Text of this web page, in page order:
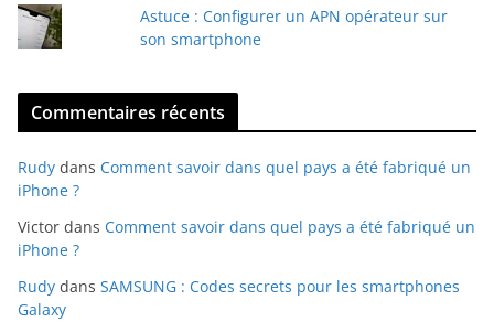
Astuce : Configurer un APN opérateur sur
son smartphone
Commentaires récents
Rudy dans Comment savoir dans quel pays a été fabriqué un
iPhone ?
Victor dans Comment savoir dans quel pays a été fabriqué un
iPhone ?
Rudy dans SAMSUNG : Codes secrets pour les smartphones
Galaxy